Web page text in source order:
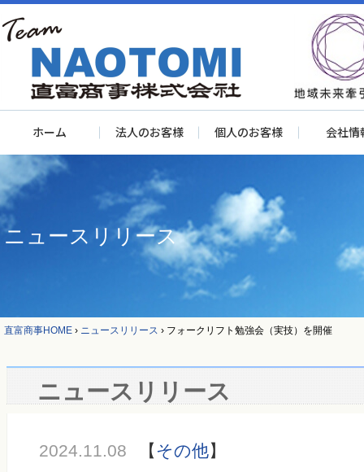
ホーム 法人のお客様 個人のお客様 会社情
ニュースリリース
直富商事HOME › ニュースリリース › フォークリフト勉強会（実技）を開催
ニュースリリース
2024.11.08 【その他】